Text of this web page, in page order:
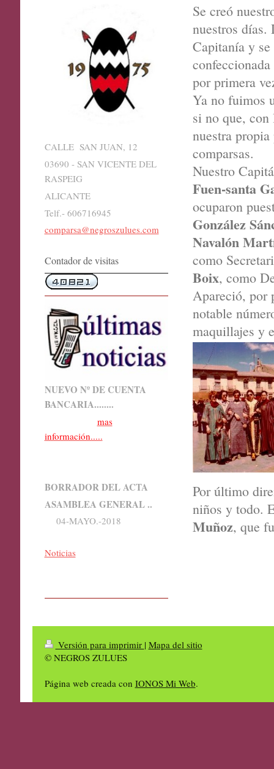
Se creó
nuestros días.
Capitanía y
por primera
Ya no fuimos
si no que,
nuestra
comparsas.
Nuestro
Fuen-santa
ocuparon
González
Navalón
como
Boix, como
Apareció, por
notable
maquillajes y
Por último
niños y todo.
Muñoz, que
CALLE SAN JUAN, 12
03690 - SAN VICENTE DEL
RASPEIG
ALICANTE
Telf.- 606716945
comparsa@negroszulues.com
Contador de visitas
NUEVO Nº DE CUENTA
BANCARIA........
mas
información.....
BORRADOR DEL ACTA
ASAMBLEA GENERAL ..
04-MAYO.-2018
Noticias
Versión para imprimir | Mapa del sitio
© NEGROS ZULUES
Página web creada con IONOS Mi Web.